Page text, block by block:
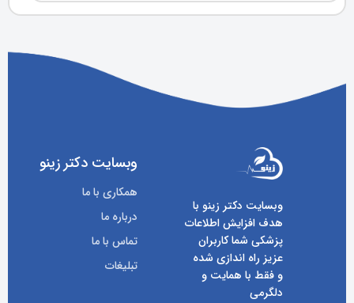
وبسایت دکتر زینو با
هدف افزایش اطلاعات
پزشکی شما کاربران
عزیز راه اندازی شده
و فقط با همایت و
دلگرمی
وبسایت دکتر زینو
همکاری با ما
درباره ما
تماس با ما
تبلیغات